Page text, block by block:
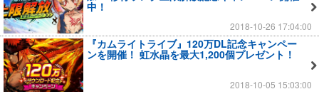
中！
2018-10-26 17:04:00
『カムライトライブ』120万DL記念キャンペー
ンを開催！ 虹水晶を最大1,200個プレゼント！
2018-10-05 15:03:00